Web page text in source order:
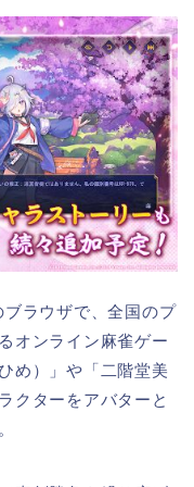
ブラウザで、全国のプ
オンライン麻雀ゲー
め）」や「二階堂美
クターをアバターと